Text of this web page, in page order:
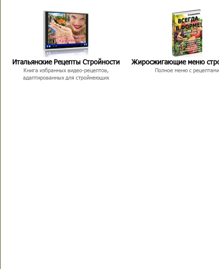
Итальянские Рецепты Стройности
Книга избранных видео-рецептов,
адаптированных для стройнеющих
Жиросжигающие меню
Полное меню с рецептами